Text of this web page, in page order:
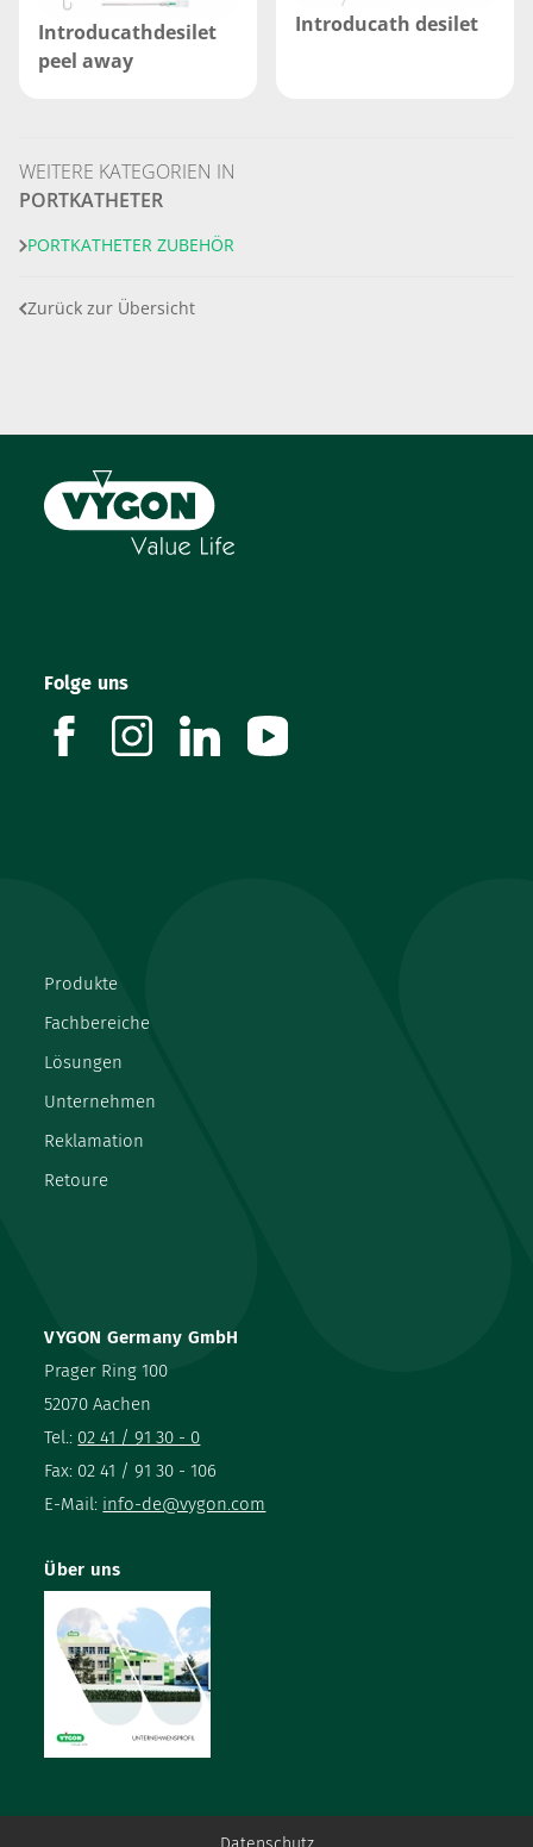
Introducathdesilet
peel away
Introducath desilet
WEITERE KATEGORIEN IN
PORTKATHETER
PORTKATHETER ZUBEHÖR
Zurück zur Übersicht
VYGON Germany GmbH
Prager Ring 100
52070 Aachen
Tel.: 02 41 / 91 30 - 0
Fax: 02 41 / 91 30 - 106
E-Mail: info-de@vygon.com
Produkte
Fachbereiche
Lösungen
Unternehmen
Reklamation
Retoure
Über uns
Folge uns